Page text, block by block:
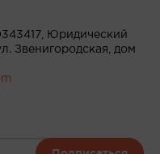
Юридический
Звенигородская, дом